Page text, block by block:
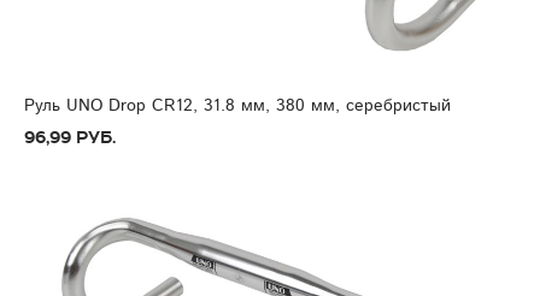
Руль UNO Drop CR12, 31.8 мм, 380 мм, серебристый
96,99 руб.